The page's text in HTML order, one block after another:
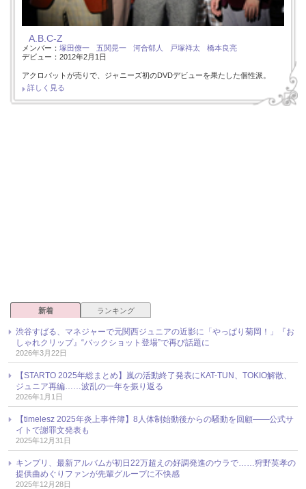
A.B.C-Z
メンバー： 塚田僚一 五関晃一 河合郁人 戸塚祥太
橋本良亮
デビュー：2012年2月1日
アクロバットが売りで、ジャニーズ初のDVDデビューを果たした個性派。
詳しく見る
新着 ランキング
渋谷すばる、マネジャーで元関西ジュニアの近影に「やっぱり菊岡！」『お
しゃれクリップ』“バックショット登場”で再び話題に
2026年3月22日
【STARTO 2025年総まとめ】嵐の活動終了発表にKAT-TUN、TOKIO解散、
ジュニア再編……波乱の一年を振り返る
2026年1月1日
【timelesz 2025年炎上事件簿】8人体制始動後からの騒動を回顧――公式サ
イトで謝罪文発表も
2025年12月31日
キンプリ、最新アルバムが初日22万超えの好調発進のウラで……狩野英孝の
提供曲めぐりファンが先輩グループに不快感
2025年12月28日